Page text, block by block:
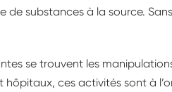
substances à la source.
se trouvent les
hôpitaux, ces activités sont à